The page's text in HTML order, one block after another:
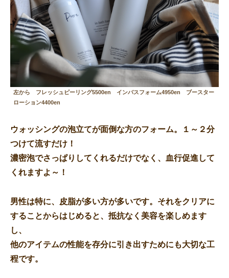
左から フレッシュピーリング5500en インバスフォーム4950en ブースター
ローション4400en
ウォッシングの泡立てが面倒な方のフォーム。１～２分
つけて流すだけ！
濃密泡でさっぱりしてくれるだけでなく、血行促進して
くれますよ～！
男性は特に、皮脂が多い方が多いです。それをクリアに
することからはじめると、抵抗なく美容を楽しめます
し、
他のアイテムの性能を存分に引き出すためにも大切な工
程です。